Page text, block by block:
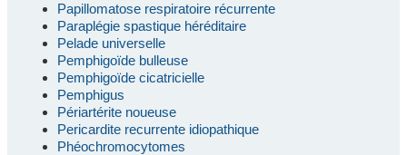
Papillomatose respiratoire récurrente
Paraplégie spastique héréditaire
Pelade universelle
Pemphigoïde bulleuse
Pemphigoïde cicatricielle
Pemphigus
Périartérite noueuse
Pericardite recurrente idiopathique
Phéochromocytomes